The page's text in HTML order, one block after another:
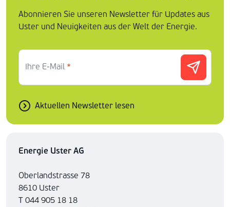
Abonnieren Sie unseren Newsletter für Updates aus
Uster und Neuigkeiten aus der Welt der Energie.
Ihre E-Mail *
Aktuellen Newsletter lesen
Energie Uster AG
Oberlandstrasse 78
8610 Uster
T 044 905 18 18